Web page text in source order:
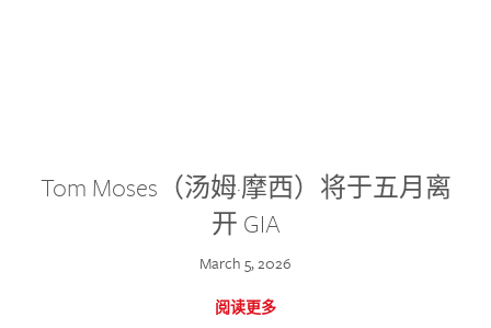
Tom Moses（汤姆·摩西）将于五月离
开 GIA
March 5, 2026
阅读更多